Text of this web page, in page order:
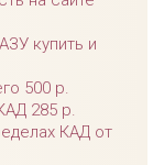
купить и
500 р.
285 р.
КАД от